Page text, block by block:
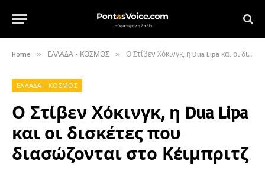
Home » ΕΛΛΑΔΑ - ΚΟΣΜΟΣ » Ο Στίβεν Χόκινγκ, η Dua Lipa και οι δισκέτες που διασώζονται στο Κέιμπριτζ
ΕΛΛΑΔΑ - ΚΟΣΜΟΣ
Ο Στίβεν Χόκινγκ, η Dua Lipa
και οι δισκέτες που
διασώζονται στο Κέιμπριτζ